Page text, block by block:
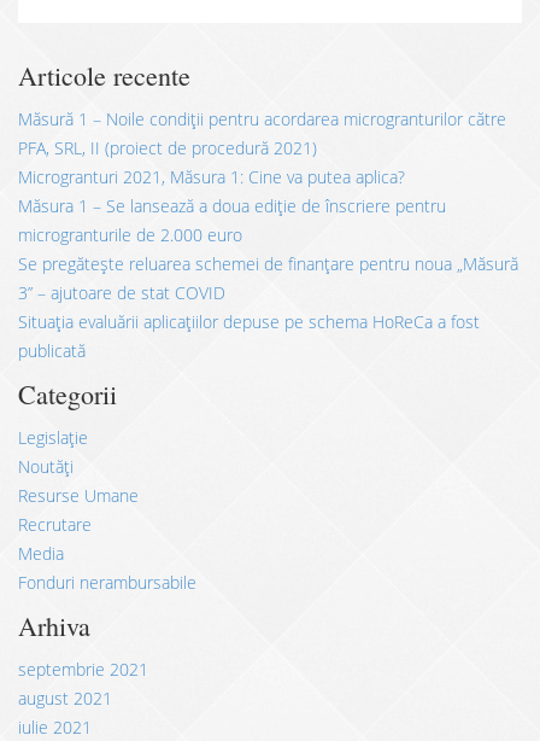
Articole recente
Măsură 1 – Noile condiții pentru acordarea microgranturilor către
PFA, SRL, II (proiect de procedură 2021)
Microgranturi 2021, Măsura 1: Cine va putea aplica?
Măsura 1 – Se lansează a doua ediție de înscriere pentru
microgranturile de 2.000 euro
Se pregătește reluarea schemei de finanțare pentru noua „Măsură
3” – ajutoare de stat COVID
Situația evaluării aplicațiilor depuse pe schema HoReCa a fost
publicată
Categorii
Legislație
Noutăți
Resurse Umane
Recrutare
Media
Fonduri nerambursabile
Arhiva
septembrie 2021
august 2021
iulie 2021